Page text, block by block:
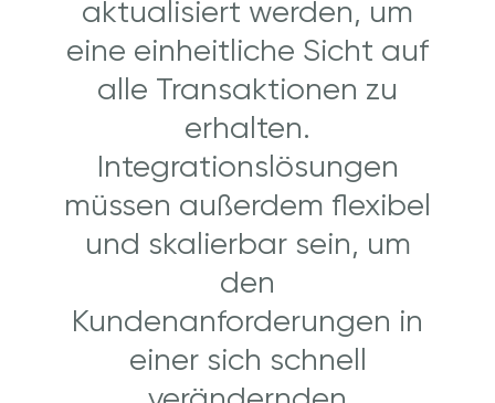
aktualisiert werden, um
eine einheitliche Sicht auf
alle Transaktionen zu
erhalten.
Integrationslösungen
müssen außerdem flexibel
und skalierbar sein, um
den
Kundenanforderungen in
einer sich schnell